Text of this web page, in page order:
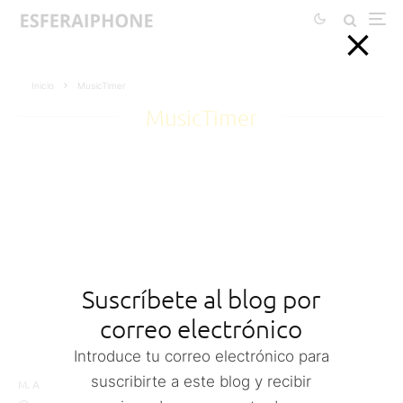
Inicio MusicTimer
MusicTimer
M. Alejandro W. García Fuentes (Esfera)
13 julio, 2009
Suscríbete al blog por
correo electrónico
Introduce tu correo electrónico para
suscribirte a este blog y recibir